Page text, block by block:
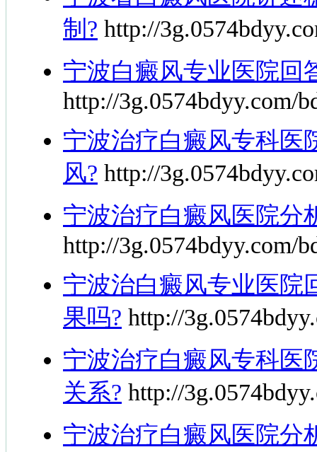
制? http://
宁波白癜风专业医院回
http://3g.0574bdyy.com/
宁波治疗白癜风专科医
风? http://
宁波治疗白癜风医院分
http://3g.0574bdyy.com/
宁波治白癜风专业医院
果吗? http://
宁波治疗白癜风专科医
关系? http://
宁波治疗白癜风医院分